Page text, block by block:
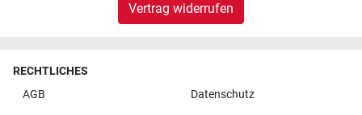
Vertrag widerrufen
RECHTLICHES
AGB
Datenschutz